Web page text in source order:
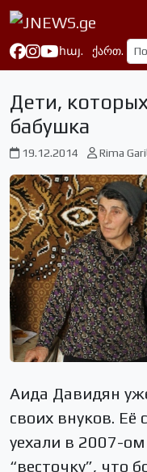
հայ. ქართ.
Дети,
бабушка
19.12.2014 Rima
Аида Давидян
своих внуков. Её
уехали в 2007-ом
“весточку”, что